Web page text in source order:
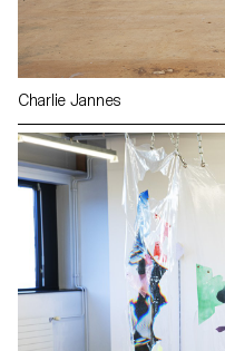
Charlie Jannes